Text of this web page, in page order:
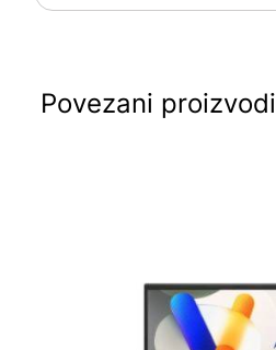
Povezani proizvodi